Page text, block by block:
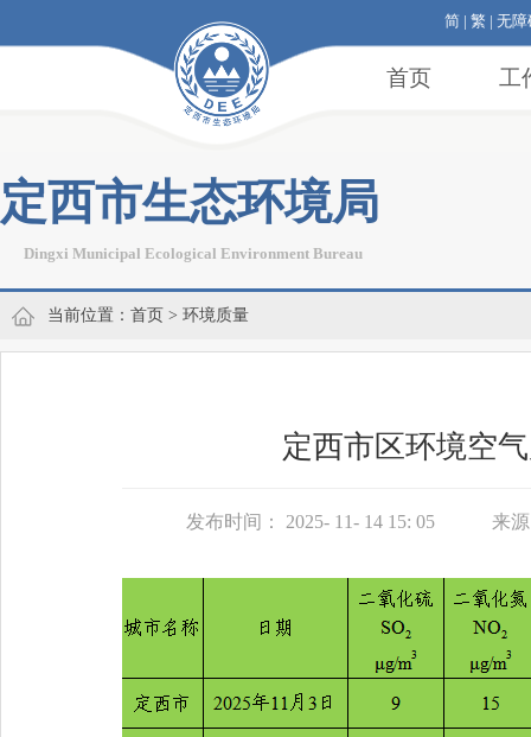
简 | 繁 | 无障
首页 工
定西市生态环境局
Dingxi Municipal Ecological Environment Bureau
当前位置： 首页 > 环境质量
定西市区环境空
发布时间： 2025- 11- 14 15: 05 来